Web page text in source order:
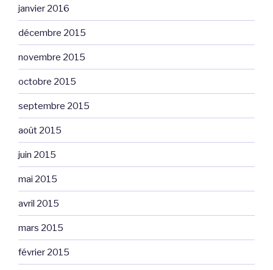
janvier 2016
décembre 2015
novembre 2015
octobre 2015
septembre 2015
août 2015
juin 2015
mai 2015
avril 2015
mars 2015
février 2015